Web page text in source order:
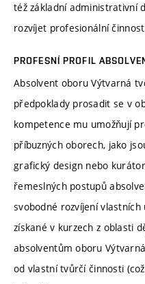
též základní administrativní
rozvíjet profesionální
PROFESNÍ PROFIL
Absolvent oboru Výtvarná
předpoklady prosadit se v
kompetence mu umožňují
příbuzných oborech, jako
grafický design nebo
řemeslných postupů
svobodné rozvíjení
získané v kurzech z oblasti
absolventům oboru
od vlastní tvůrčí činnosti